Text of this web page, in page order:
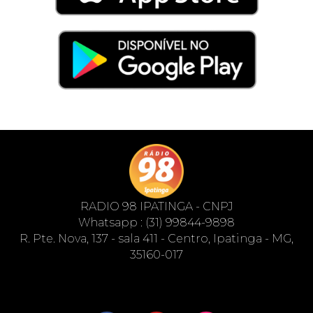
RADIO 98 IPATINGA - CNPJ
Whatsapp : (31) 99844-9898
R. Pte. Nova, 137 - sala 411 - Centro, Ipatinga - MG,
35160-017